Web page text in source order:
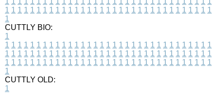
1 1 1 1 1 1 1 1 1 1 1 1 1 1 1 1 1 1 1 1 1 1 1 1 1 1 1 1 1 1 1 1 1
1
CUTTLY BIO:
1
1 1 1 1 1 1 1 1 1 1 1 1 1 1 1 1 1 1 1 1 1 1 1 1 1 1 1 1 1 1 1 1 1
1 1 1 1 1 1 1 1 1 1 1 1 1 1 1 1 1 1 1 1 1 1 1 1 1 1 1 1 1 1 1 1 1
1 1 1 1 1 1 1 1 1 1 1 1 1 1 1 1 1 1 1 1 1 1 1 1 1 1 1 1 1 1 1 1 1
1
CUTTLY OLD:
1